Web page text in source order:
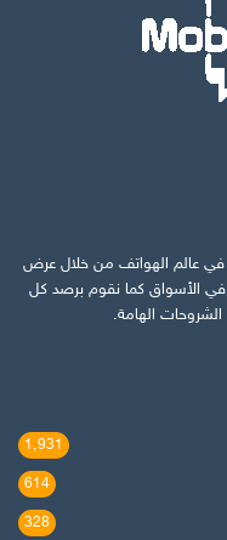
في عالم الهواتف من خلال عرض
في الأسواق كما نقوم برصد كل
الشروحات الهامة.
1٬931
614
328